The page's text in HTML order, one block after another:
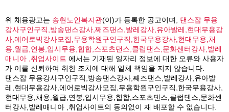
위 채용광고는 송현노인복지관(이)가 등록한 공고이며, 댄스잡 무용
강사구인구직,방송댄스강사,째즈댄스,발레강사,유아발레,현대무용강
사,에어로빅강사모집,무용학원구인구직,한국무용강사,현대무용,채
용,월급,연봉,입시무용,힙합,스포츠댄스,클럽댄스,문화센터강사,발레
매니아 ,취업사이트 에서는 기재된 일자리 정보에 대한 오류와 사용자
가 이를 신뢰하여 취한 조치에 대해 일체 책임을 지지 않습니다.
댄스잡 무용강사구인구직,방송댄스강사,째즈댄스,발레강사,유아발
레,현대무용강사,에어로빅강사모집,무용학원구인구직,한국무용강사,
현대무용,채용,월급,연봉,입시무용,힙합,스포츠댄스,클럽댄스,문화센
터강사,발레매니아 ,취업사이트의 동의없이 재 배포할 수 없습니다.